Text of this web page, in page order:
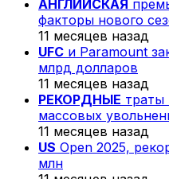
АНГЛИЙСКАЯ
факторы нового
11 месяцев назад
UFC и Paramount
млрд долларов
11 месяцев назад
РЕКОРДНЫЕ
массовых
11 месяцев назад
US Open 2025,
млн